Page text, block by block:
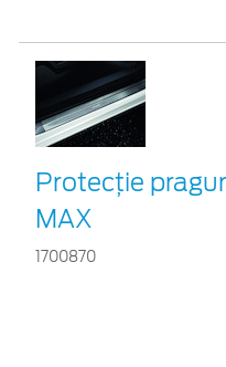
Protecţie
MAX
1700870